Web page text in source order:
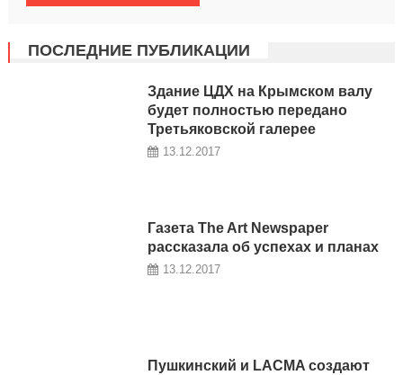
ПОСЛЕДНИЕ ПУБЛИКАЦИИ
Здание ЦДХ на Крымском валу
будет полностью передано
Третьяковской галерее
13.12.2017
Газета The Art Newspaper
рассказала об успехах и планах
13.12.2017
Пушкинский и LACMA создают